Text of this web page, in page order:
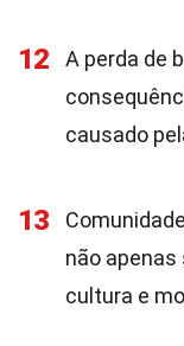
12
A perda de
causado
13
não
cultura e